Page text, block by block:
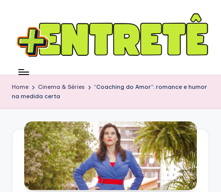
Home Cinema & Séries
“Coaching do Amor”: romance e humor
na medida certa